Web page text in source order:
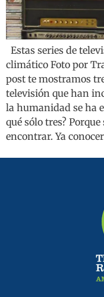
Estas series de
climático Foto por
post te mostramos
televisión que han
la humanidad se ha
qué sólo tres?
encontrar. Ya